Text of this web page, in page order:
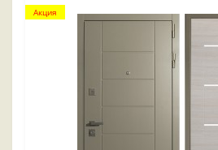
Акция